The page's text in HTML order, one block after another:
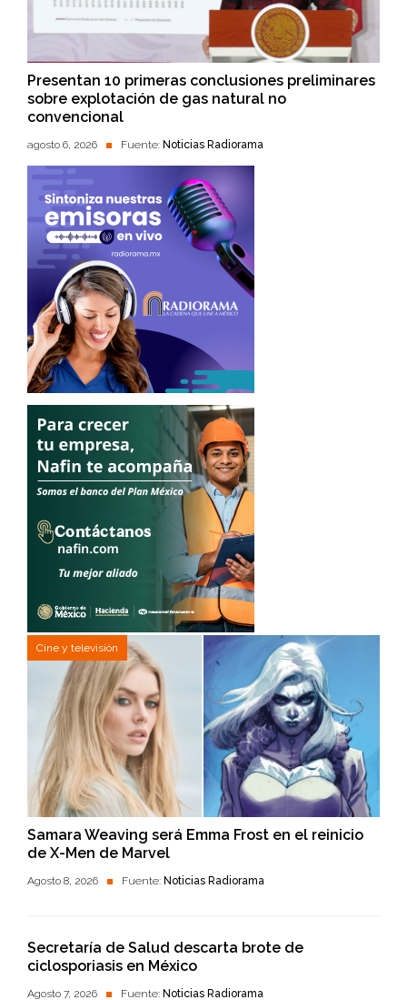
Presentan 10 primeras conclusiones preliminares
sobre explotación de gas natural no
convencional
agosto 6, 2026 Fuente: Noticias Radiorama
Cine y televisión
Samara Weaving será Emma Frost en el reinicio
de X-Men de Marvel
Agosto 8, 2026 Fuente: Noticias Radiorama
Secretaría de Salud descarta brote de
ciclosporiasis en México
Agosto 7, 2026 Fuente: Noticias Radiorama